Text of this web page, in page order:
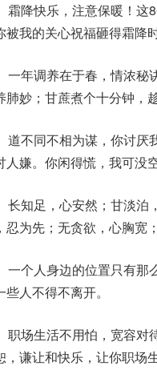
霜降快乐，注意保暖！这
被我的关心祝福砸得霜降
一年调养在于春，情浓秘
肺妙；甘蔗煮个十分钟，
道不同不相为谋，你讨厌
人嫌。你闲得慌，我可没空
长知足，心安然；甘淡泊
忍为先；无贪欲，心胸宽
一个人身边的位置只有那
些人不得不离开。
职场生活不用怕，宽容对
，谦让和快乐，让你职场